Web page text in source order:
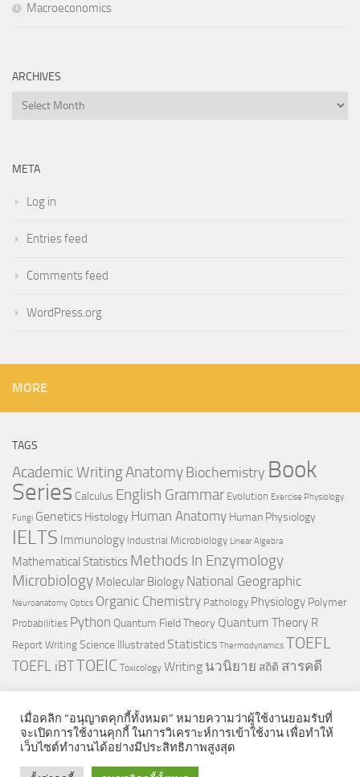
Macroeconomics
ARCHIVES
Archives
META
Log in
Entries feed
Comments feed
WordPress.org
MORE
TAGS
Academic WritingAnatomy Biochemistry Book
Series Calculus English Grammar Evolution Exercise Physiology
Fungi Genetics Histology Human Anatomy Human Physiology
IELTS Immunology Industrial Microbiology Linear Algebra
Mathematical Statistics Methods In Enzymology
Microbiology Molecular Biology National Geographic
Neuroanatomy Optics Organic Chemistry Pathology Physiology Polymer
Probabilities Python Quantum Field Theory Quantum Theory R
Report Writing Science Illustrated Statistics Thermodynamics TOEFL
TOEFL iBTTOEIC Toxicology Writing นวนิยาย สถิติ สารคดี
© 2026. All Rights Reserved.
เมื่อคลิก “อนุญาตคุกกี้ทั้งหมด” หมายความว่าผู้ใช้งานยอมรับที่
จะเปิดการใช้งานคุกกี้ ในการวิเคราะห์การเข้าใช้งาน เพื่อทำให้
เว็บไซต์ทำงานได้อย่างมีประสิทธิภาพสูงสุด